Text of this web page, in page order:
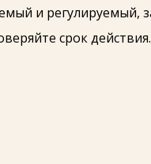
и регулируемый,
срок